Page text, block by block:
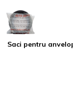
Saci pentru